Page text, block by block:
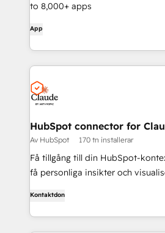
to 8,000+ apps
App
HubSpot connector for
Av HubSpot 170 tn installerar
Få tillgång till din HubSpot-
få personliga insikter och
Kontaktdon